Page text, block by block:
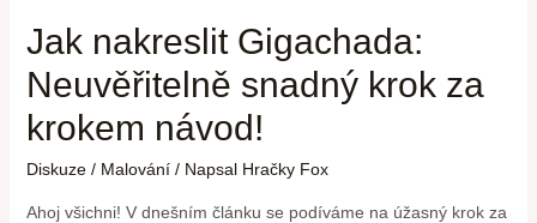
Jak nakreslit Gigachada:
Neuvěřitelně snadný krok za
krokem návod!
Diskuze / Malování/ Napsal Hračky Fox
Ahoj všichni! V dnešním článku se podíváme na úžasný krok za